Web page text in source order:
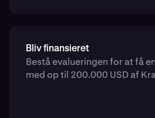
Bliv finansieret
Bestå evalueringen for at få
med op til 200.000 USD af